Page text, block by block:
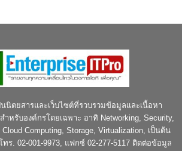
นนิตยสารและเว็บไซต์ที่รวบรวมข้อมูลและเนื้อหา
หรับองค์กรโดยเฉพาะ อาทิ Networking, Security,
Cloud Computing, Storage, Virtualization, เป็นต้น
ทร. 02-001-9973, แฟกซ์ 02-277-5117 ติดต่อข้อมูล